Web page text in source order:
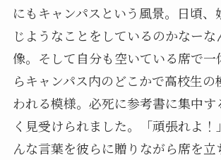
にもキャンパスという風景。日頃、
じようなことをしているのかなー
像。そして自分も空いている席で
らキャンパス内のどこかで高校生
われる模様。必死に参考書に集中す
く見受けられました。「頑張れよ！
んな言葉を彼らに贈りながら席を立